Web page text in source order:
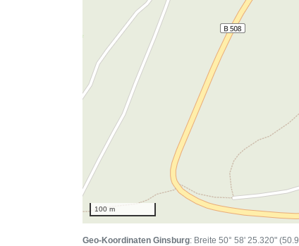
100 m
Geo-Koordinaten Ginsburg: Breite 50° 58' 25.320"